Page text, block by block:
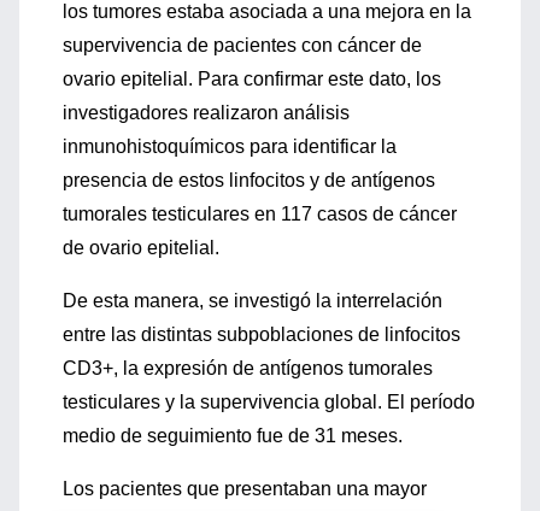
los tumores estaba asociada a una mejora en la
supervivencia de pacientes con cáncer de
ovario epitelial. Para confirmar este dato, los
investigadores realizaron análisis
inmunohistoquímicos para identificar la
presencia de estos linfocitos y de antígenos
tumorales testiculares en 117 casos de cáncer
de ovario epitelial.
De esta manera, se investigó la interrelación
entre las distintas subpoblaciones de linfocitos
CD3+, la expresión de antígenos tumorales
testiculares y la supervivencia global. El período
medio de seguimiento fue de 31 meses.
Los pacientes que presentaban una mayor